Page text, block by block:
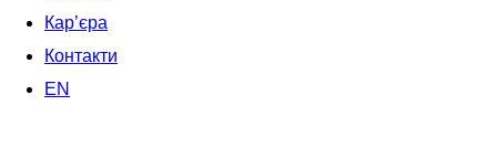
Кар’єра
Контакти
EN